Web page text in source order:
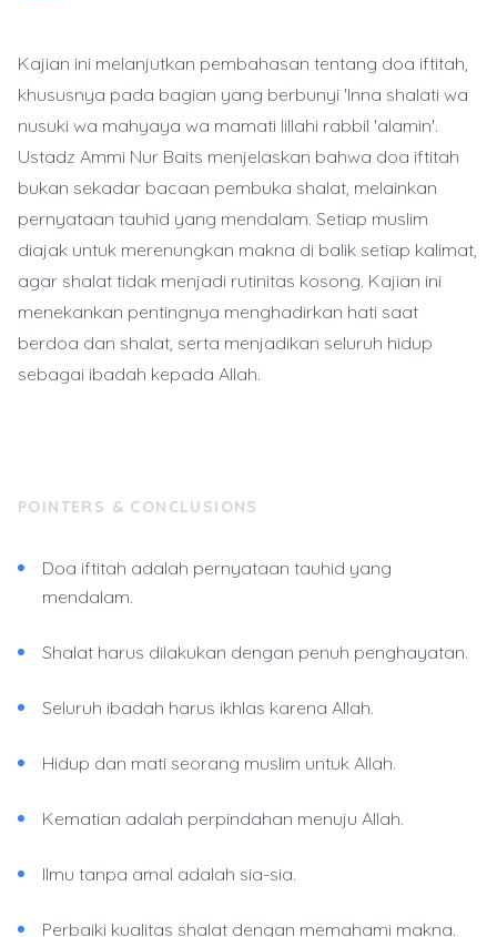
Kajian ini melanjutkan pembahasan tentang doa iftitah,
khususnya pada bagian yang berbunyi 'Inna shalati wa
nusuki wa mahyaya wa mamati lillahi rabbil 'alamin'.
Ustadz Ammi Nur Baits menjelaskan bahwa doa iftitah
bukan sekadar bacaan pembuka shalat, melainkan
pernyataan tauhid yang mendalam. Setiap muslim
diajak untuk merenungkan makna di balik setiap kalimat,
agar shalat tidak menjadi rutinitas kosong. Kajian ini
menekankan pentingnya menghadirkan hati saat
berdoa dan shalat, serta menjadikan seluruh hidup
sebagai ibadah kepada Allah.
POINTERS & CONCLUSIONS
Doa iftitah adalah pernyataan tauhid yang
mendalam.
Shalat harus dilakukan dengan penuh penghayatan.
Seluruh ibadah harus ikhlas karena Allah.
Hidup dan mati seorang muslim untuk Allah.
Kematian adalah perpindahan menuju Allah.
Ilmu tanpa amal adalah sia-sia.
Perbaiki kualitas shalat dengan memahami makna.